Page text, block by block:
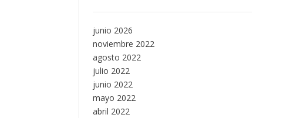
junio 2026
noviembre 2022
agosto 2022
julio 2022
junio 2022
mayo 2022
abril 2022